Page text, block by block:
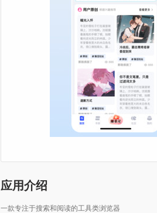
应用介绍
一款专注于搜索和阅读的工具类浏览器